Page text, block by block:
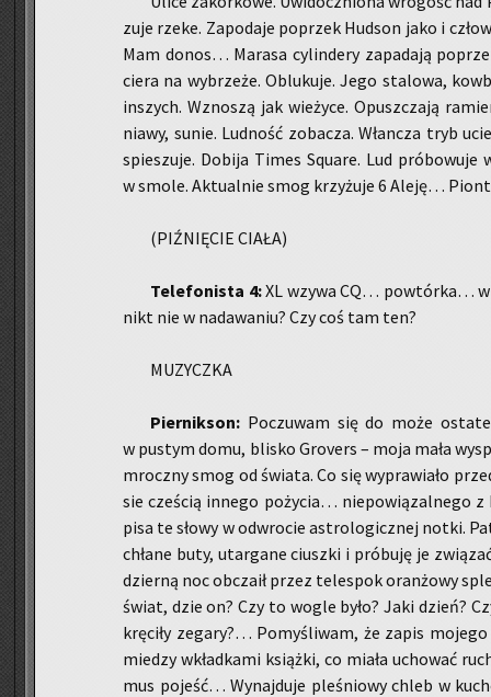
zu­je rzeke. Za­po­da­je po­przek Hud­son jako i
Mam donos… Ma­ra­sa cy­lin­de­ry za­pa­da­ją
cie­ra na wy­brze­że. Ob­lu­ku­je. Jego sta­lo­wa,
in­szych. Wzno­szą jak wie­ży­ce. Opusz­cza­ją
nia­wy, sunie. Lud­ność zo­ba­cza. Włan­cza tryb
spie­szu­je. Do­bi­ja Times Squ­are. Lud
w smole. Ak­tu­al­nie smog krzy­żu­je 6 Aleję…
(PIŹ­NIĘ­CIE CIAŁA)
Te­le­fo­ni­sta 4:XL wzywa CQ… po­wtór­ka…
nikt nie w nada­wa­niu? Czy coś tam ten?
MU­ZYCZ­KA
Pier­nik­son: Po­czu­wam się do może
w pu­stym domu, bli­sko Gro­vers – moja mała
mrocz­ny smog od świa­ta. Co się wy­pra­wia­ło
sie cze­ścią in­ne­go po­ży­cia… nie­po­wią­zal­ne­go
pisa te słowy w od­wro­cie astro­lo­gicz­nej notki.
chła­ne buty, utar­ga­ne ciusz­ki i pró­bu­ję je
dzier­ną noc ob­cza­ił przez te­le­spok oran­żo­wy
świat, dzie on? Czy to wogle było? Jaki dzień?
krę­ci­ły ze­ga­ry?… Po­my­śli­wam, że zapis
mie­dzy wkład­ka­mi książ­ki, co miała ucho­wać
mus po­jeść… Wy­naj­du­je ple­śnio­wy chleb w